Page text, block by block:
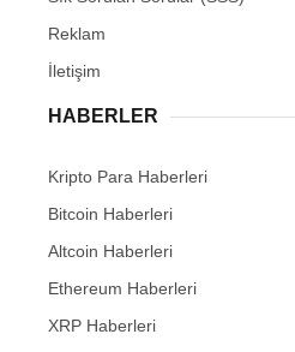
Reklam
İletişim
HABERLER
Kripto Para Haberleri
Bitcoin Haberleri
Altcoin Haberleri
Ethereum Haberleri
XRP Haberleri